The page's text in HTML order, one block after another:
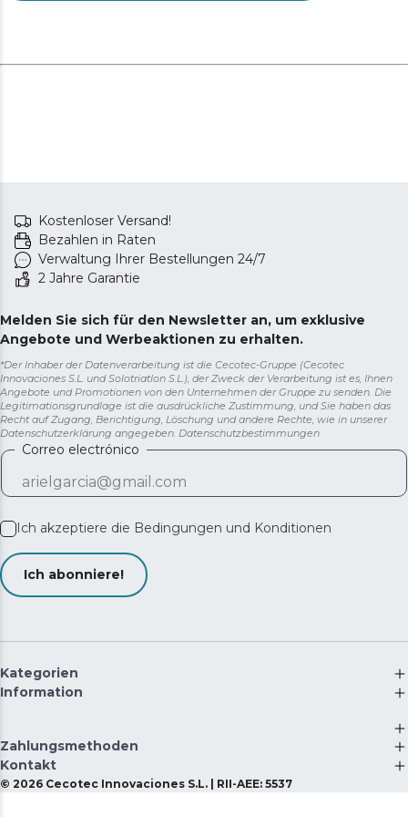
Kostenloser Versand!
Bezahlen in Raten
Verwaltung Ihrer Bestellungen 24/7
2 Jahre Garantie
Melden Sie sich für den Newsletter an, um exklusive
Angebote und Werbeaktionen zu erhalten.
*Der Inhaber der Datenverarbeitung ist die Cecotec-Gruppe (Cecotec
Innovaciones S.L. und Solotriatlon S.L.), der Zweck der Verarbeitung ist es, Ihnen
Angebote und Promotionen von den Unternehmen der Gruppe zu senden. Die
Legitimationsgrundlage ist die ausdrückliche Zustimmung, und Sie haben das
Recht auf Zugang, Berichtigung, Löschung und andere Rechte, wie in unserer
Datenschutzerklärung angegeben. Datenschutzbestimmungen
Correo electrónico
Ich akzeptiere die Bedingungen und Konditionen
Ich abonniere!
Kategorien
Information
Zahlungsmethoden
Kontakt
© 2026 Cecotec Innovaciones S.L. | RII-AEE: 5537